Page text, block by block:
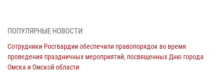
тренировка по управлению беспилотниками (видео)
30 июля 2026, 04:39 2
ПОПУЛЯРНЫЕ НОВОСТИ
Сотрудники Росгвардии обеспечили правопорядок во время
проведения праздничных мероприятий, посвященных Дню города
Омска и Омской области